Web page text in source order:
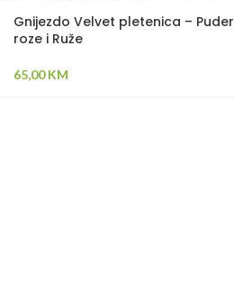
Gnijezdo Velvet pletenica – Puder
roze i Ruže
65,00KM